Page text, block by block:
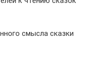
смысла сказки